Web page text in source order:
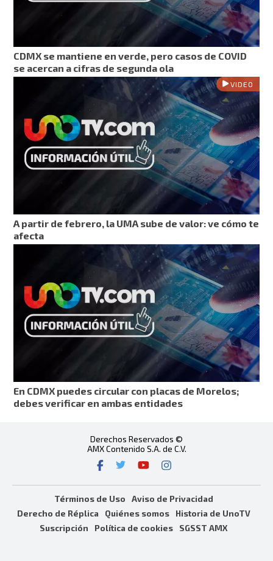
CDMX se mantiene en verde, pero casos de COVID
se acercan a cifras de segunda ola
VIDEO
A partir de febrero, la UMA sube de valor: ve cómo te
afecta
En CDMX puedes circular con placas de Morelos;
debes verificar en ambas entidades
Derechos Reservados ©
AMX Contenido S.A. de C.V.
Términos de Uso
Aviso de Privacidad
Derecho de Réplica
Quiénes somos
Historia de UnoTV
Suscripción
Política de cookies SGSST AMX